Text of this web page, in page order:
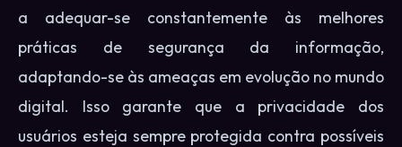
a adequar-se constantemente às melhores
práticas de segurança da informação,
adaptando-se às ameaças em evolução no mundo
digital. Isso garante que a privacidade dos
usuários esteja sempre protegida contra possíveis